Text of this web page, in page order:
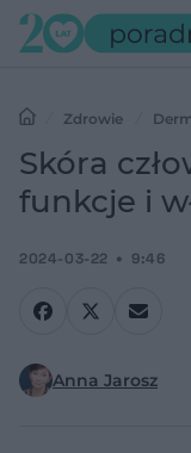
Zdrowie
funkcje i właściwości
Skóra
funkcje i
2024-03-22 9:46
Anna Jarosz